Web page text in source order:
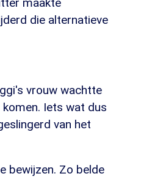
die alternatieve
vrouw wachtte
Iets wat dus
van het
bewijzen. Zo belde